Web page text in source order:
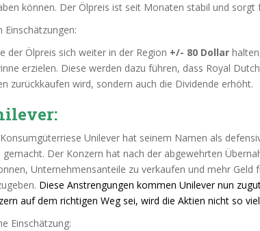
können. Der Ölpreis ist seit Monaten stabil und sorgt
Einschätzungen:
der Ölpreis sich weiter in der Region +/- 80 Dollar
erzielen. Diese werden dazu führen, dass Royal
zurückkaufen wird, sondern auch die Dividende erhöht.
Unilever hat seinem Namen als
gemacht. Der Konzern hat nach der abgewehrten
Unternehmensanteile zu verkaufen und mehr Geld
Diese Anstrengungen kommen Unilever nun
auf dem richtigen Weg sei, wird die Aktien nicht so
Einschätzung: